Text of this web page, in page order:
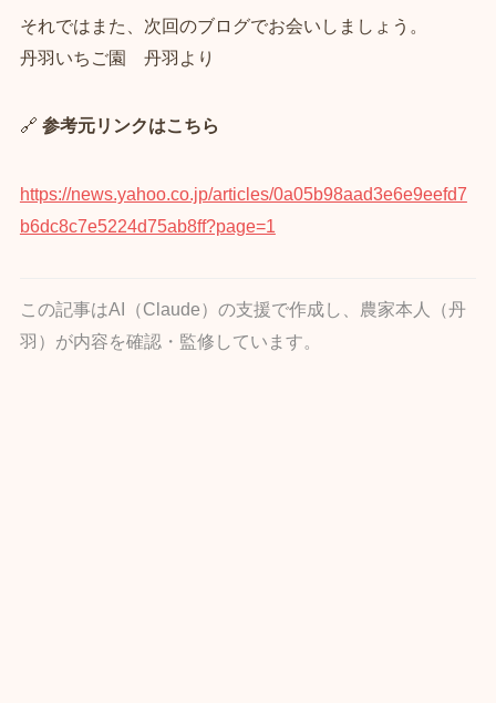
それではまた、次回のブログでお会いしましょう。
丹羽いちご園 丹羽より
🔗 参考元リンクはこちら
https://news.yahoo.co.jp/articles/0a05b98aad3e6e9eefd7
b6dc8c7e5224d75ab8ff?page=1
この記事はAI（Claude）の支援で作成し、農家本人（丹
羽）が内容を確認・監修しています。